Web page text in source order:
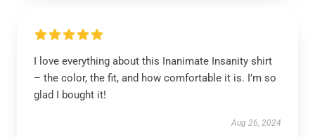
I love everything about this Inanimate Insanity shirt
– the color, the fit, and how comfortable it is. I’m so
glad I bought it!
Aug 26, 2024